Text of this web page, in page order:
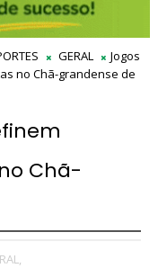
GERAL
Jogos
no Chã-grandense de
Chã-